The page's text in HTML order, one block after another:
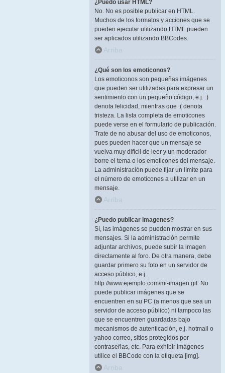
¿Puedo usar HTML?
No. No es posible publicar en HTML.
Muchos de los formatos y acciones que se
pueden ejecutar utilizando HTML pueden
ser aplicados utilizando BBCodes.
Arriba
¿Qué son los emoticonos?
Los emoticonos son pequeñas imágenes
que pueden ser utilizadas para expresar un
sentimiento con un pequeño código, e.j. :)
denota felicidad, mientras que :( denota
tristeza. La lista completa de emoticones
puede verse en el formulario de publicación.
Trate de no abusar del uso de emoticonos,
pues pueden hacer que un mensaje se
vuelva muy difícil de leer y un moderador
borre el tema o los emoticones del mensaje.
La administración puede fijar un límite para
el número de emoticones a utilizar en un
mensaje.
Arriba
¿Puedo publicar imagenes?
Sí, las imágenes se pueden mostrar en sus
mensajes. Si la administración permite
adjuntar archivos, puede subir la imagen
directamente al foro. De otra manera, debe
guardar primero su foto en un servidor de
acceso público, e.j.
http://www.ejemplo.com/mi-imagen.gif. No
puede publicar imágenes que se
encuentren en su PC (a menos que sea un
servidor de acceso público) ni tampoco las
que se encuentren guardadas bajo
mecanismos de autenticación, e.j. hotmail o
yahoo correo, sitios protegidos por
contraseñas, etc. Para exhibir imágenes
utilice el BBCode con la etiqueta [img].
Arriba